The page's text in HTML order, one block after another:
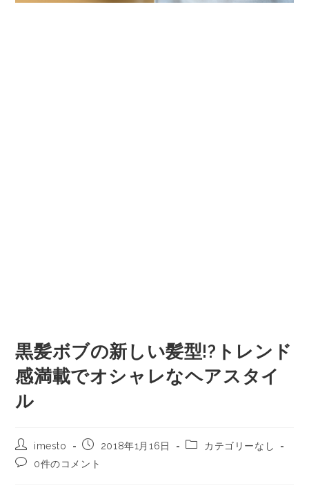
黒髪ボブの新しい髪型!?トレンド
感満載でオシャレなヘアスタイ
ル
imesto 2018年1月16日
カテゴリーなし
0件のコメント